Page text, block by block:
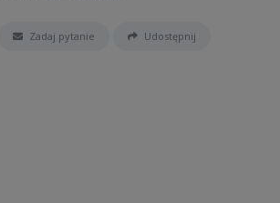
Zadaj pytanie Udostępnij